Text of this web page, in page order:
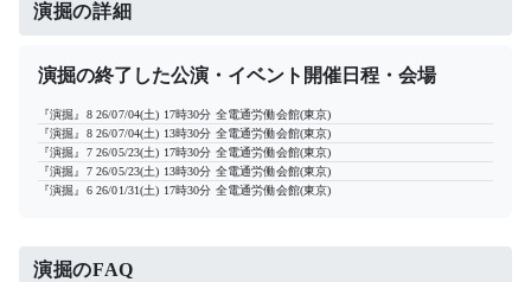
演掘の詳細
演掘の終了した公演・イベント開催日程・会場
『演掘』8 26/07/04(土) 17時30分 全電通労働会館(東京)
『演掘』8 26/07/04(土) 13時30分 全電通労働会館(東京)
『演掘』7 26/05/23(土) 17時30分 全電通労働会館(東京)
『演掘』7 26/05/23(土) 13時30分 全電通労働会館(東京)
『演掘』6 26/01/31(土) 17時30分 全電通労働会館(東京)
演掘のFAQ